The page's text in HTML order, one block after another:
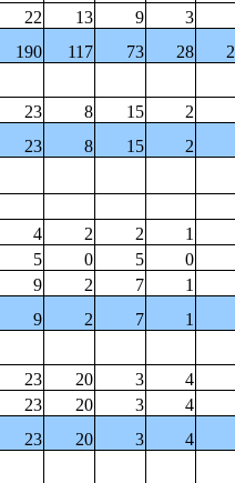
22 13 9 3
190 117 73 28
23 8 15 2
23 8 15 2
4 2 2
1
5 0 5
0
9 2 7 1
9 2 7 1
23 20 3
4
23 20 3 4
23 20 3 4